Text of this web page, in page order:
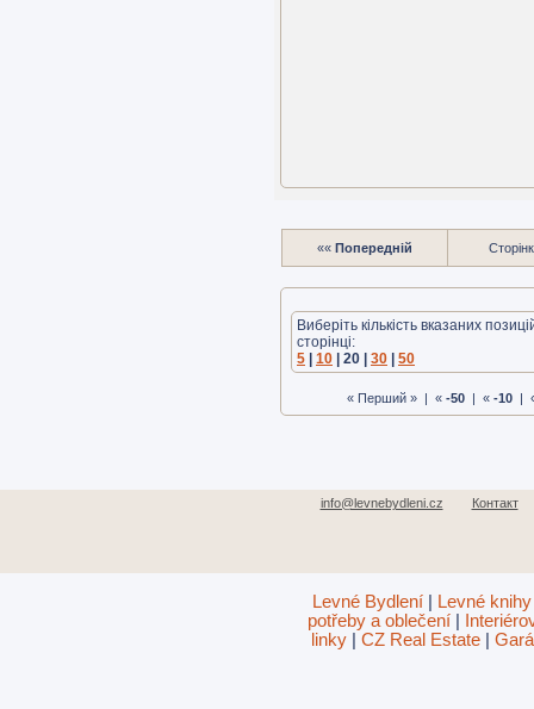
«« Попередній
Виберіть кількість вказаних
сторінці:
5
10 | 20 | 30 50
« Перший » | « -50 | « -10 |
info@levnebydleni.cz Контакт
Levné Bydlení Levné knihy
potřeby a oblečení
linky| CZ Real Estate|